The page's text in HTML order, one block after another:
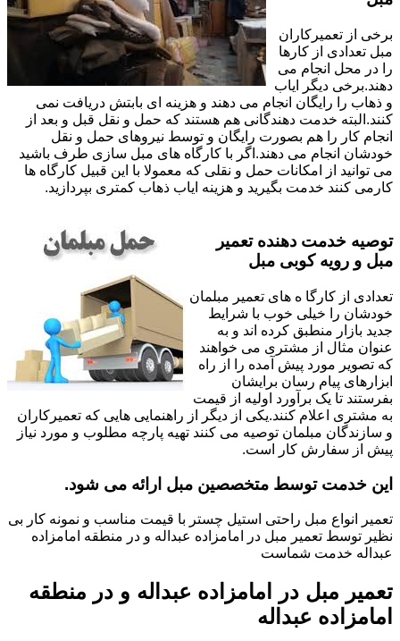
برخی از تعمیرکاران
مبل تعدادی از کارها
را در محل انجام می
دهند.برخی دیگر ایاب
و ذهاب را رایگان انجام می دهند و هزینه ای بابتش دریافت نمی
کنند.البته خدمت دهندگانی هم هستند که حمل و نقل قبل و بعد از
انجام کار را هم بصورت رایگان و توسط نیروهای حمل و نقل
خودشان انجام می دهند.اگر با کارگاه های مبل سازی طرف باشید
می توانید از امکانات حمل و نقلی که معمولا با این قبیل کارگاه ها
کارمی کنند خدمت بگیرید و هزینه ایاب ذهاب کمتری بپردازید.
توصیه خدمت دهنده تعمیر
مبل و رویه کوبی مبل
تعدادی از کارگا ه های تعمیر مبلمان
خودشان را خیلی خوب با شرایط
جدید بازار منطبق کرده اند و به
عنوان مثال از مشتری می خواهند
که تصویر مورد پیش آمده را از راه
ابزارهای پیام رسان برایشان
بفرستند تا یک برآورد اولیه از قیمت
به مشتری اعلام کنند.یکی از دیگر از راهنمایی هایی که تعمیرکاران
و سازندگان مبلمان توصیه می کنند تهیه پارچه مطلوب و مورد نیاز
پیش از سفارش کار است.
این خدمت توسط متخصصین مبل ارائه می شود.
تعمیر انواع مبل راحتی استیل چستر با قیمت مناسب و نمونه کار بی
نظیر توسط تعمیر مبل در امامزاده عبداله و در منطقه امامزاده
عبداله خدمت شماست
تعمیر مبل در امامزاده عبداله و در منطقه
امامزاده عبداله